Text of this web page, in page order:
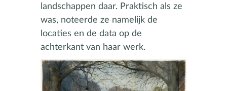
landschappen daar. Praktisch als ze
was, noteerde ze namelijk de
locaties en de data op de
achterkant van haar werk.